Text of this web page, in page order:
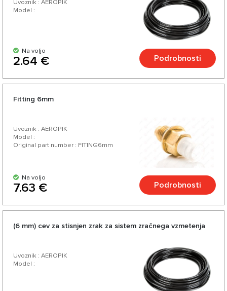
Uvoznik : AEROPIK
Model :
Na voljo
2.64 € Podrobnosti
Fitting 6mm
Uvoznik : AEROPIK
Model :
Original part number : FITING6mm
Na voljo
7.63 € Podrobnosti
(6 mm) cev za stisnjen zrak za sistem zračnega vzmetenja
Uvoznik : AEROPIK
Model :